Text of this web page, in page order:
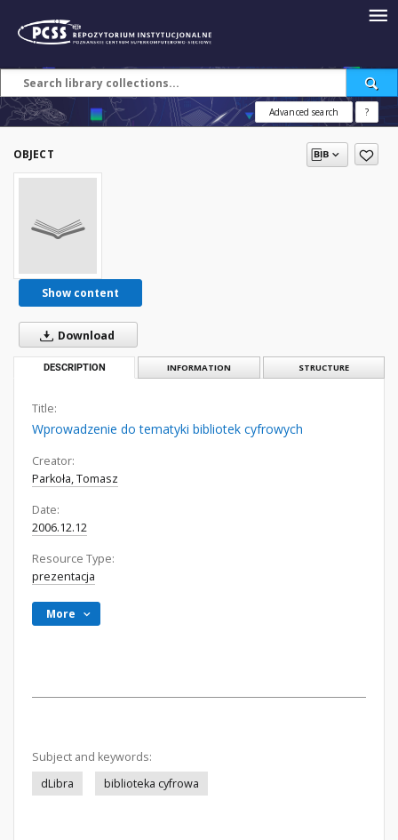
Advanced search ?
OBJECT
Show content
Download
DESCRIPTION INFORMATION STRUCTURE
Title:
Wprowadzenie do tematyki bibliotek cyfrowych
Creator:
Parkoła, Tomasz
Date:
2006.12.12
Resource Type:
prezentacja
More
Subject and keywords:
dLibra
biblioteka cyfrowa